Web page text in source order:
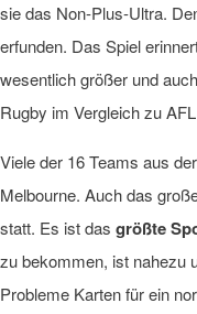
sie das Non-Plus-Ultra.
erfunden. Das Spiel
wesentlich größer und
Rugby im Vergleich zu
Viele der 16 Teams aus
Melbourne. Auch das
statt. Es ist das größte
zu bekommen, ist nahezu
Probleme Karten für ein